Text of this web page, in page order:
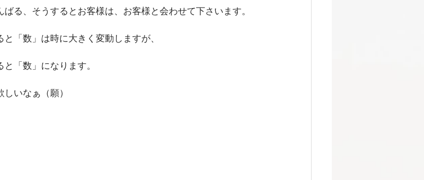
る、そうするとお客様は、お客様と会わせて下さいます。
「数」は時に大きく変動しますが、
「数」になります。
いなぁ（願）